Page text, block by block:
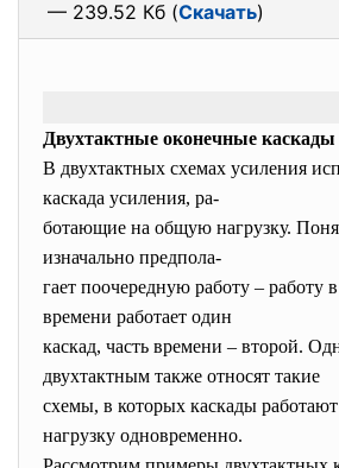
— 239.52 Кб (Скачать)
Двухтактные оконечные каскады
В двухтактных схемах усиления
каскада усиления, ра-
ботающие на общую нагрузку.
изначально предпола-
гает поочередную работу – работу в
времени работает один
каскад, часть времени – второй.
двухтактным также относят такие
схемы, в которых каскады
нагрузку одновременно.